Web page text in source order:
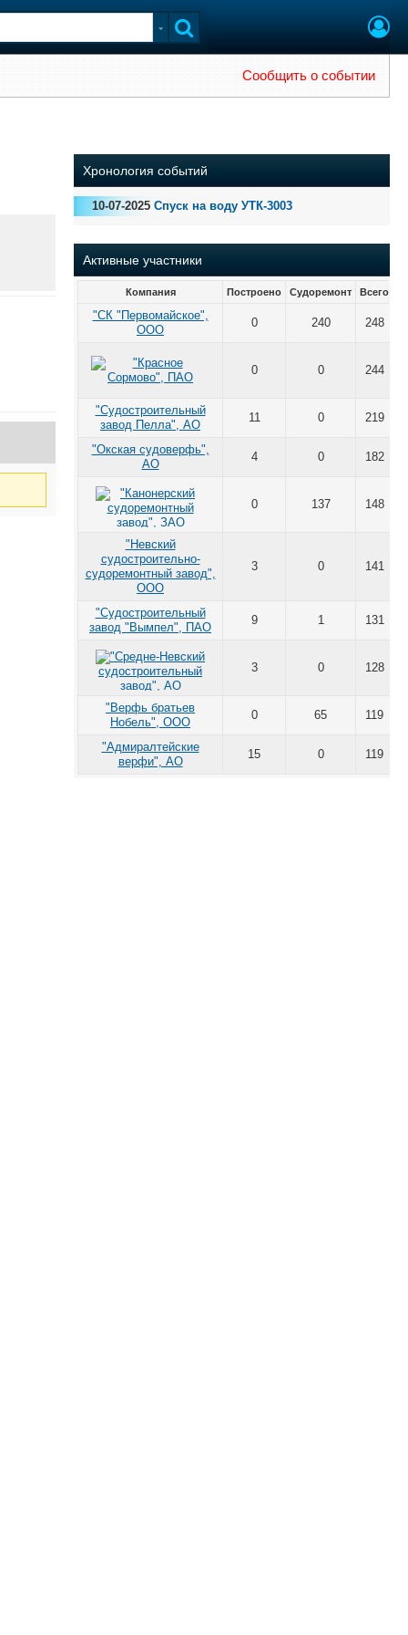
Сообщить о событии
Хронология событий
10-07-2025 Спуск на воду УТК-3003
Активные участники
Компания Построено Судоремонт Всего
"СК "Первомайское",
ООО
0 240 248
0 0 244
"Судостроительный
завод Пелла", АО
11 0 219
"Окская судоверфь",
АО
4 0 182
0 137 148
"Невский
судостроительно-
судоремонтный завод",
ООО
3 0 141
"Судостроительный
завод "Вымпел", ПАО
9 1 131
3 0 128
"Верфь братьев
Нобель", ООО
0 65 119
"Адмиралтейские
верфи", АО
15 0 119